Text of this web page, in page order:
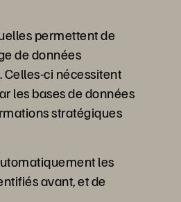
permettent de
de données
ci nécessitent
les bases de données
stratégiques
les
avant, et de